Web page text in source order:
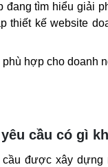
đang tìm hiểu giải
thiết kế website
cầu có gì
cầu được xây